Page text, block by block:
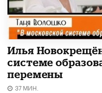
Илья
системе
перемены
37 МИН.